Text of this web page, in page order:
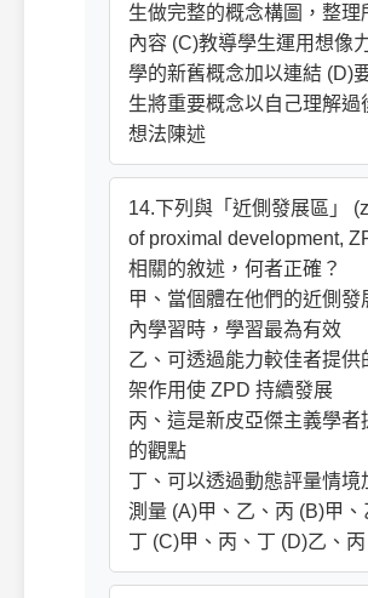
生做完整的概念構圖，整理
內容 (C)教導學生運用想像
學的新舊概念加以連結 (D)
生將重要概念以自己理解過
想法陳述
14.下列與「近側發展區」
of proximal development,
相關的敘述，何者正確？
甲、當個體在他們的近側發
內學習時，學習最為有效
乙、可透過能力較佳者提供
架作用使 ZPD 持續發展
丙、這是新皮亞傑主義學者
的觀點
丁、可以透過動態評量情境
測量 (A)甲、乙、丙 (B)甲、
丁 (C)甲、丙、丁 (D)乙、